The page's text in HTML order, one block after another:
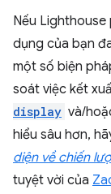
Nếu
dụng của bạn
một số biện
soát việc kết
display và/
hiểu sâu hơn,
diện về chiến
tuyệt vời của